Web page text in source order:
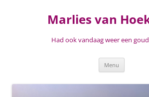
Marlies van
Had ook vandaag weer een
Menu